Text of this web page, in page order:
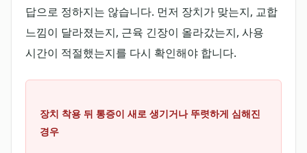
답으로 정하지는 않습니다. 먼저 장치가 맞는지, 교합
느낌이 달라졌는지, 근육 긴장이 올라갔는지, 사용
시간이 적절했는지를 다시 확인해야 합니다.
장치 착용 뒤 통증이 새로 생기거나 뚜렷하게 심해진
경우